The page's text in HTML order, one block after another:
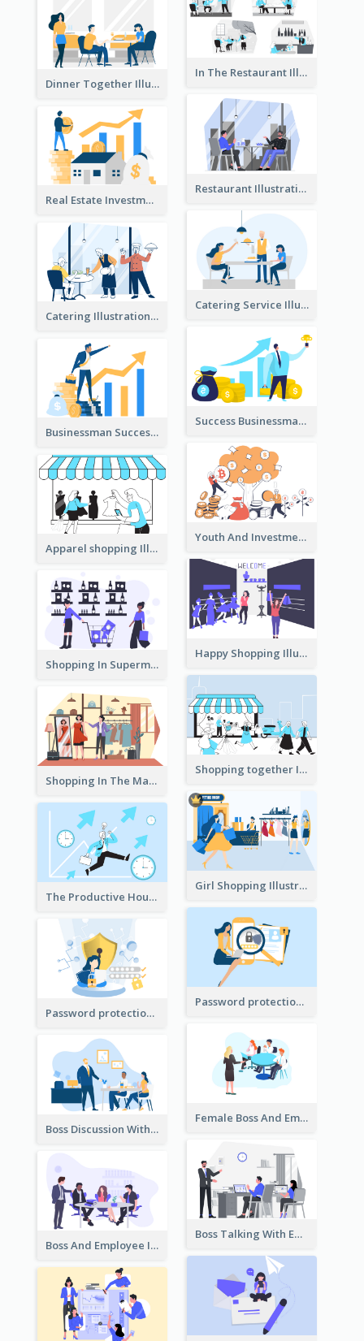
In The Restaurant Illustration
Dinner Together Illustration
Restaurant Illustration
Real Estate Investment Illustration
Catering Service Illustration
Catering Illustration
Success Businessman Illustration
Businessman Success Illustration
Youth And Investment Illustration
Apparel shopping Illustration
Happy Shopping Illustration
Shopping In Supermarket Illustration
Shopping together Illustration
Shopping In The Mall Illustration
Girl Shopping Illustration
The Productive Hours
Password protection Illustration 2
Password protection Illustration
Female Boss And Employee Illustration
Boss Discussion With Employee Illustration
Boss Talking With Employee Illustration
Boss And Employee Illustration